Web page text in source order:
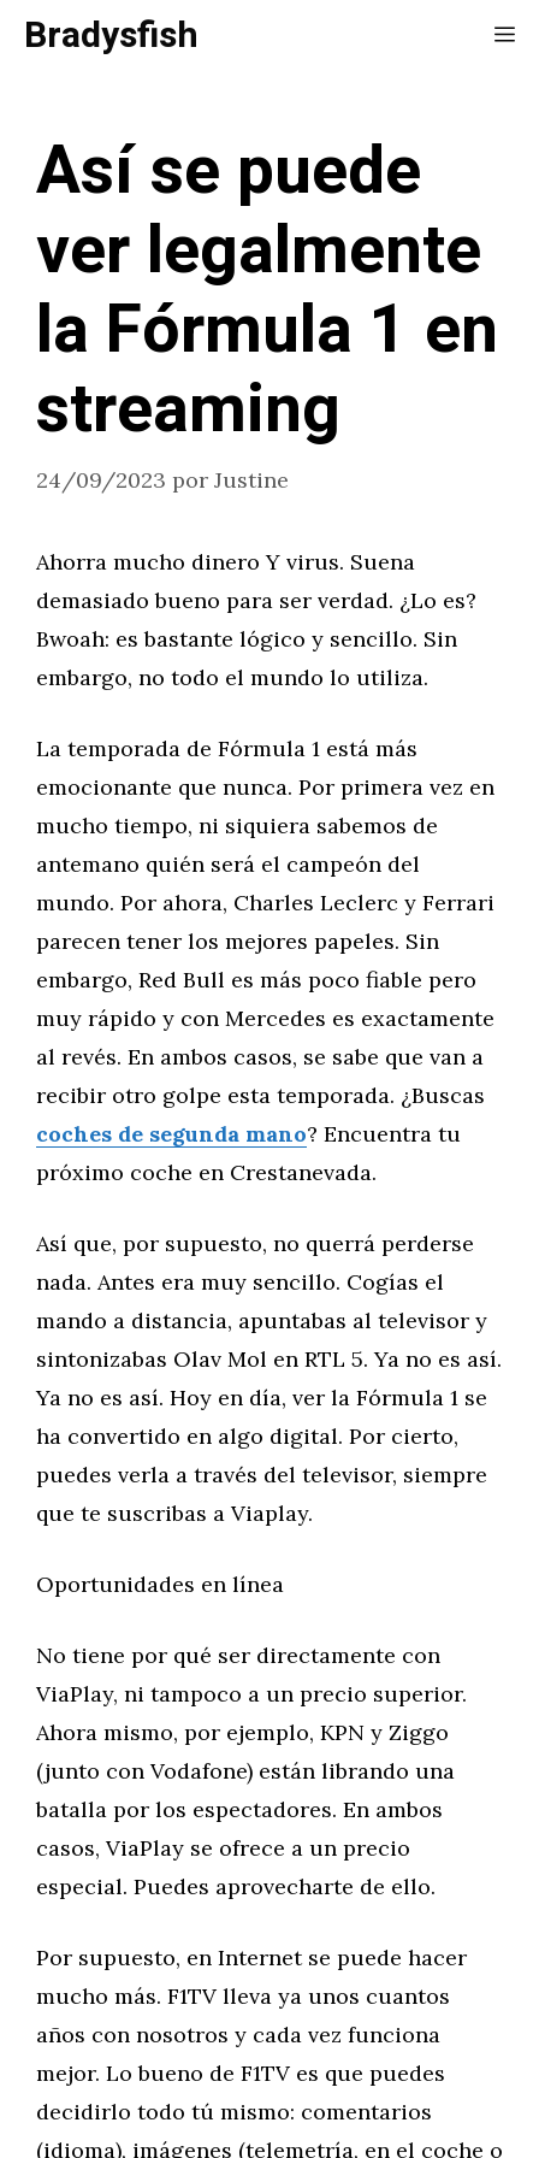
SaltarBradysfish
Así se puede
ver legalmente
la Fórmula 1 en
streaming
24/09/2023 por Justine
Ahorra mucho dinero Y virus. Suena
demasiado bueno para ser verdad. ¿Lo es?
Bwoah: es bastante lógico y sencillo. Sin
embargo, no todo el mundo lo utiliza.
La temporada de Fórmula 1 está más
emocionante que nunca. Por primera vez en
mucho tiempo, ni siquiera sabemos de
antemano quién será el campeón del
mundo. Por ahora, Charles Leclerc y Ferrari
parecen tener los mejores papeles. Sin
embargo, Red Bull es más poco fiable pero
muy rápido y con Mercedes es exactamente
al revés. En ambos casos, se sabe que van a
recibir otro golpe esta temporada. ¿Buscas
coches de segunda mano? Encuentra tu
próximo coche en Crestanevada.
Así que, por supuesto, no querrá perderse
nada. Antes era muy sencillo. Cogías el
mando a distancia, apuntabas al televisor y
sintonizabas Olav Mol en RTL 5. Ya no es así.
Ya no es así. Hoy en día, ver la Fórmula 1 se
ha convertido en algo digital. Por cierto,
puedes verla a través del televisor, siempre
que te suscribas a Viaplay.
Oportunidades en línea
No tiene por qué ser directamente con
ViaPlay, ni tampoco a un precio superior.
Ahora mismo, por ejemplo, KPN y Ziggo
(junto con Vodafone) están librando una
batalla por los espectadores. En ambos
casos, ViaPlay se ofrece a un precio
especial. Puedes aprovecharte de ello.
Por supuesto, en Internet se puede hacer
mucho más. F1TV lleva ya unos cuantos
años con nosotros y cada vez funciona
mejor. Lo bueno de F1TV es que puedes
decidirlo todo tú mismo: comentarios
(idioma), imágenes (telemetría, en el coche o